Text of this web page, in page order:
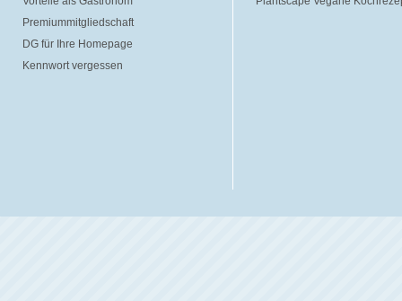
Premiummitgliedschaft
DG für Ihre Homepage
Kennwort vergessen